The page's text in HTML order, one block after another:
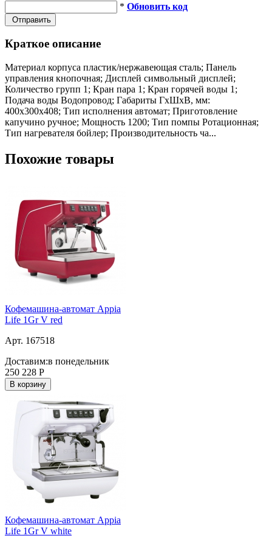
* Обновить код
Отправить
Краткое описание
Материал корпуса пластик/нержавеющая сталь; Панель
управления кнопочная; Дисплей символьный дисплей;
Количество групп 1; Кран пара 1; Кран горячей воды 1;
Подача воды Водопровод; Габариты ГхШхВ, мм:
400х300х408; Тип исполнения автомат; Приготовление
капучино ручное; Мощность 1200; Тип помпы Ротационная;
Тип нагревателя бойлер; Производительность ча...
Похожие товары
Кофемашина-автомат Appia
Life 1Gr V red
Арт. 167518
Доставим:в понедельник
250 228 Р
В корзину
Кофемашина-автомат Appia
Life 1Gr V white